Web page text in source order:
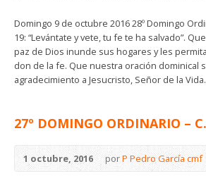
Domingo 9 de octubre 2016 28º Domingo
19: “Levántate y vete, tu fe te ha salvado”.
paz de Dios inunde sus hogares y les
don de la fe. Que nuestra oración dominical
agradecimiento a Jesucristo, Señor de la
27º DOMINGO ORDINARIO –
1 octubre, 2016 porP Pedro García cmf